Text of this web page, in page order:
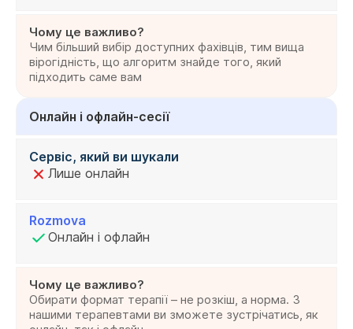
Чому це важливо?
Чим більший вибір доступних фахівців, тим вища
вірогідність, що алгоритм знайде того, який
підходить саме вам
Онлайн і офлайн-сесії
Сервіс, який ви шукали
Лише онлайн
Rozmova
Онлайн і офлайн
Чому це важливо?
Обирати формат терапії – не розкіш, а норма. З
нашими терапевтами ви зможете зустрічатись, як